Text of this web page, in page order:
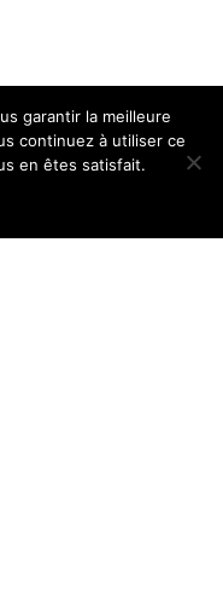
garantir la meilleure
continuez à utiliser ce
en êtes satisfait.